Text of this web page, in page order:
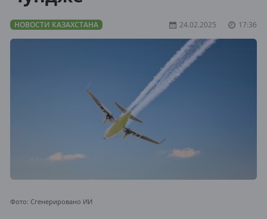
НОВОСТИ КАЗАХСТАНА 24.02.2025 17:36
Фото: Сгенерировано ИИ